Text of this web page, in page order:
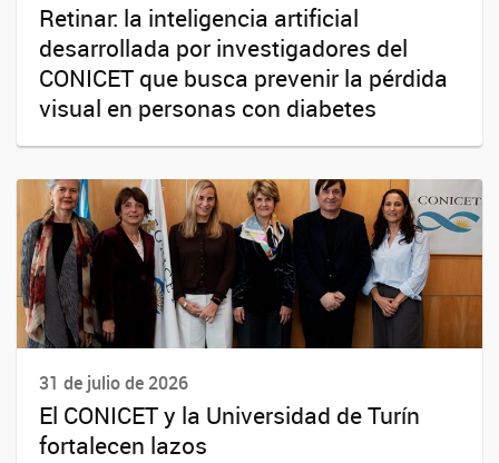
Retinar: la inteligencia artificial
desarrollada por investigadores del
CONICET que busca prevenir la pérdida
visual en personas con diabetes
31 de julio de 2026
El CONICET y la Universidad de Turín
fortalecen lazos